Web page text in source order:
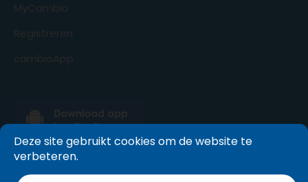
MyCambio
Registreren
cambioApp
Deze site gebruikt cookies om de website te
verbeteren.